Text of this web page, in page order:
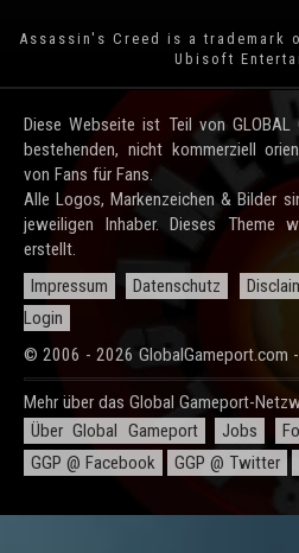
Assassin's Creed is a trademark
Ubisoft
Diese Webseite ist Teil von GLOBAL
bestehenden, nicht kommerziell
von Fans für Fans.
Alle Logos, Markenzeichen & Bilder
jeweiligen Inhaber. Dieses Theme
erstellt.
Impressum
Datenschutz
Login
© 2006 - 2026 GlobalGameport.com
Mehr über das Global Gameport-
Über Global Gameport
Jobs
GGP @ Facebook
GGP @ Twitter